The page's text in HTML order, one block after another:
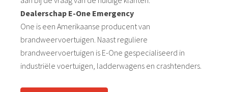
Dealerschap E-One Emergency
One is een Amerikaanse producent van
brandweervoertuigen. Naast reguliere
brandweervoertuigen is E-One gespecialiseerd in
industriële voertuigen, ladderwagens en crashtenders.